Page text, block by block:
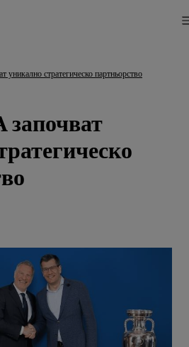
уникално стратегическо партньорство